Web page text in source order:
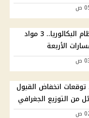
الصف الثالث الثانوي بنظام البكالوريا.. 3 مواد
الأربعة
الجامعات 2026.. توقعات انخفاض القبول